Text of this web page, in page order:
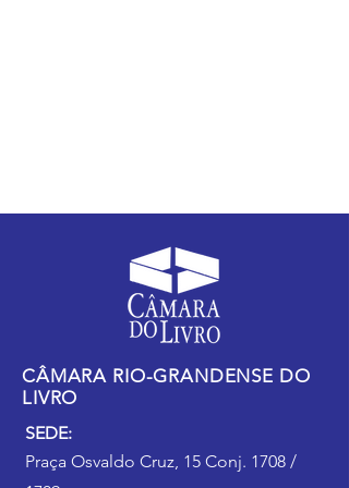
CÂMARA RIO-GRANDENSE DO
LIVRO
SEDE:
Praça Osvaldo Cruz, 15 Conj. 1708 /